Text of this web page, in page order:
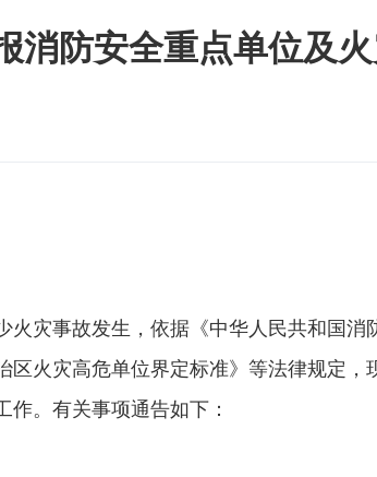
消防安全重点单位及
灾事故发生，依据《中华人民共和国
火灾高危单位界定标准》等法律规定
。有关事项通告如下：